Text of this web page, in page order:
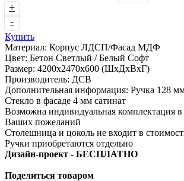
+
-
Купить
Материал: Корпус ЛДСП/Фасад МДФ
Цвет: Бетон Светлый / Белый Софт
Размер: 4200х2470х600 (ШхДхВхГ)
Производитель: ДСВ
Дополнительная информация: Ручка 128
Стекло в фасаде 4 мм сатинат
Возможна индивидуальная комплектация в
Ваших пожеланий
Столешница и цоколь не входит в
Ручки приобретаются отдельно
Дизайн-проект - БЕСПЛАТНО
Поделиться товаром